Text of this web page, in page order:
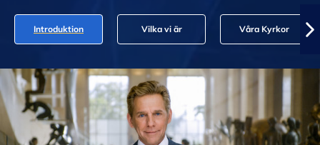
Introduktion Vilka vi är Våra Kyrkor